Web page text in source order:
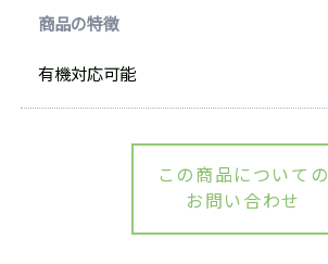
商品の特徴
有機対応可能
この商品についての
お問い合わせ